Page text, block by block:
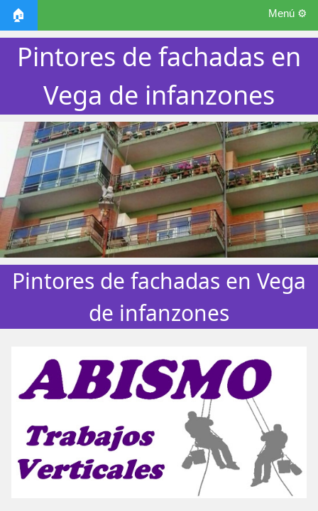
🏠 Menú ⚙️
Pintores de fachadas en
Vega de infanzones
Pintores de fachadas en Vega
de infanzones